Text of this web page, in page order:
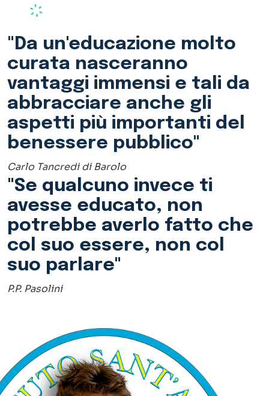
"Se qualcuno invece ti
avesse educato, non
potrebbe averlo fatto che
col suo essere, non col
suo parlare"
P.P. Pasolini